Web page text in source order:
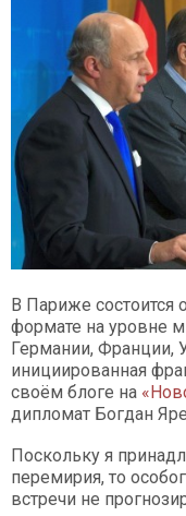
В Париже состоится
формате на уровне
Германии, Франции,
инициированная
своём блоге на
дипломат Богдан
Поскольку я
перемирия, то
встречи не